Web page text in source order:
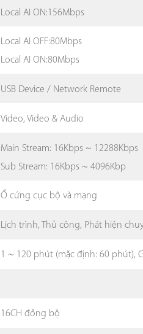
Local AI ON:156Mbps
Local AI OFF:80Mbps
Local AI ON:80Mbps
USB Device / Network Remote
Video, Video & Audio
Main Stream: 16Kbps ~ 12288Kbps
Sub Stream: 16Kbps ~ 4096Kbp
Ổ cứng cục bộ và mạng
Lịch trình, Thủ công, Phát hiện
1 ~ 120 phút (mặc định: 60 phút),
16CH đồng bộ